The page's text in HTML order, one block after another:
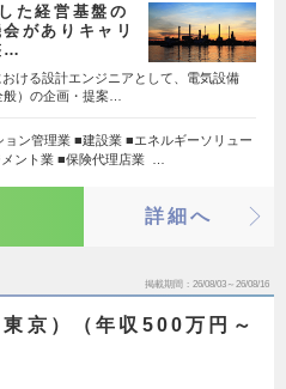
た経営基盤の
がありキャリ
…
ける設計エンジニアとして、電気設備
般）の企画・提案…
ン管理業 ■建設業 ■エネルギーソリュー
ント業 ■保険代理店業 …
詳細へ
掲載期間 26/08/03～26/08/16
京）（年収500万円～